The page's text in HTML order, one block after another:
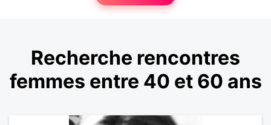
Recherche rencontres
femmes entre 40 et 60 ans